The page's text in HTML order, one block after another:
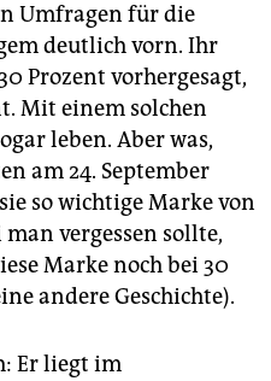
Umfragen für die
deutlich vorn. Ihr
Prozent vorhergesagt,
Mit einem solchen
leben. Aber was,
am 24. September
so wichtige Marke von
vergessen sollte,
Marke noch bei 30
andere Geschichte).
Er liegt im